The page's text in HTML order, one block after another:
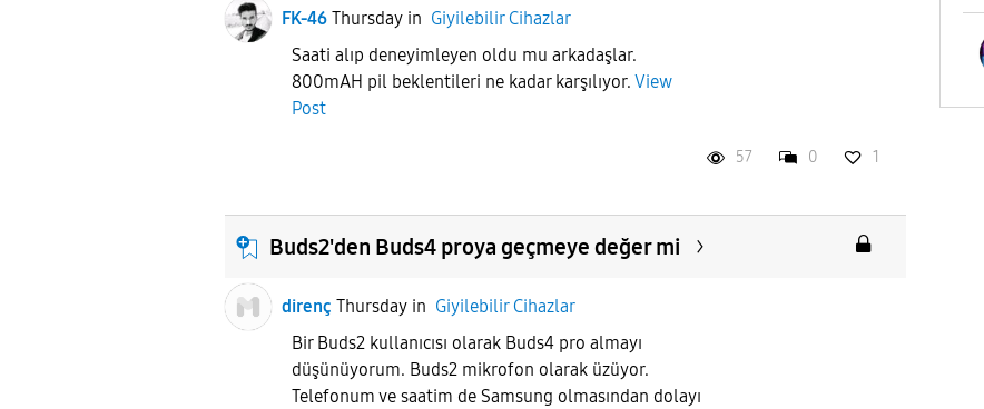
FK-46 Thursday in Giyilebilir Cihazlar
Saati alıp deneyimleyen oldu mu arkadaşlar.
800mAH pil beklentileri ne kadar karşılıyor. View
Post
57 0 1
Buds2'den Buds4 proya geçmeye değer mi
direnç Thursday in Giyilebilir Cihazlar
Bir Buds2 kullanıcısı olarak Buds4 pro almayı
düşünüyorum. Buds2 mikrofon olarak üzüyor.
Telefonum ve saatim de Samsung olmasından dolayı